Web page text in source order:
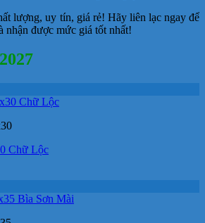
lượng, uy tín, giá rẻ! Hãy liên lạc ngay để
nhận được mức giá tốt nhất!
Chữ Lộc